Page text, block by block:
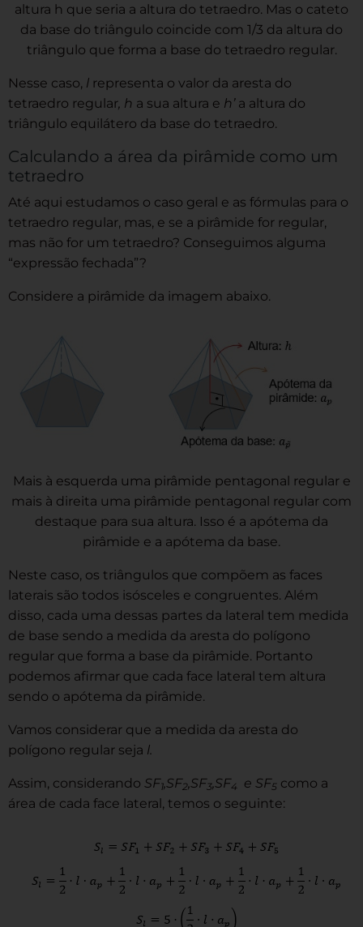
altura h que seria a altura do tetraedro. Mas o cateto
da base do triângulo coincide com 1/3 da altura do
triângulo que forma a base do tetraedro regular.
Nesse caso, l representa o valor da aresta do
tetraedro regular, h a sua altura e h’a altura do
triângulo equilátero da base do tetraedro.
Calculando a área da pirâmide como um
tetraedro
Até aqui estudamos o caso geral e as fórmulas para o
tetraedro regular, mas, e se a pirâmide for regular,
mas não for um tetraedro? Conseguimos alguma
“expressão fechada”?
Considere a pirâmide da imagem abaixo.
Mais à esquerda uma pirâmide pentagonal regular e
mais à direita uma pirâmide pentagonal regular com
destaque para sua altura. Isso é a apótema da
pirâmide e a apótema da base.
Neste caso, os triângulos que compõem as faces
laterais são todos isósceles e congruentes. Além
disso, cada uma dessas partes da lateral tem medida
de base sendo a medida da aresta do polígono
regular que forma a base da pirâmide. Portanto
podemos afirmar que cada face lateral tem altura
sendo o apótema da pirâmide.
Vamos considerar que a medida da aresta do
polígono regular seja l.
Assim, considerando SF1,SF2,SF3,SF4 e SF5 como a
área de cada face lateral, temos o seguinte: